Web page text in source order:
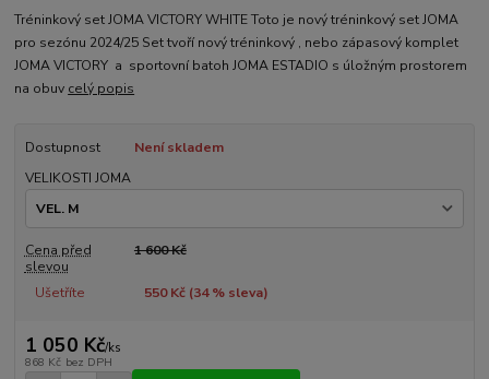
Tréninkový set JOMA VICTORY WHITE Toto je nový tréninkový set JOMA
pro sezónu 2024/25 Set tvoří nový tréninkový , nebo zápasový komplet
JOMA VICTORY a sportovní batoh JOMA ESTADIO s úložným prostorem
na obuv celý popis
Dostupnost
Není skladem
VELIKOSTI JOMA
Cena před
slevou
1 600 Kč
Ušetříte 550 Kč (34% sleva)
1 050 Kč/ks
868 Kč bez DPH